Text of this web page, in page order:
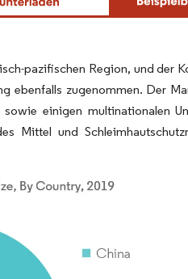
pazifischen Region, und der
ebenfalls zugenommen. Der
einigen multinationalen
Mittel und